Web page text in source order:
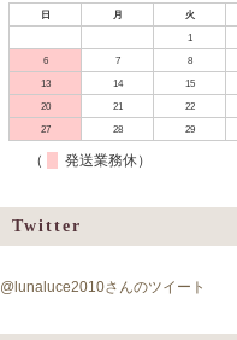
日
月 火
1
6
7 8
13
14 15
20
21 22
27
28 29
（ 発送業務休）
Twitter
@lunaluce2010さんのツイート